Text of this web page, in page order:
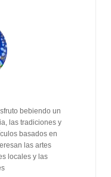
bebiendo un
las tradiciones y
basados ​​en
las artes
locales y las